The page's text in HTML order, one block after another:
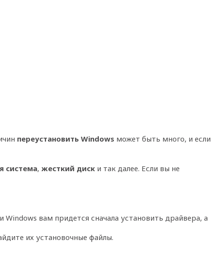
переустановить Windows может быть много, и если
система, жесткий диск и так далее. Если вы не
вам придется сначала установить драйвера, а
их установочные файлы.